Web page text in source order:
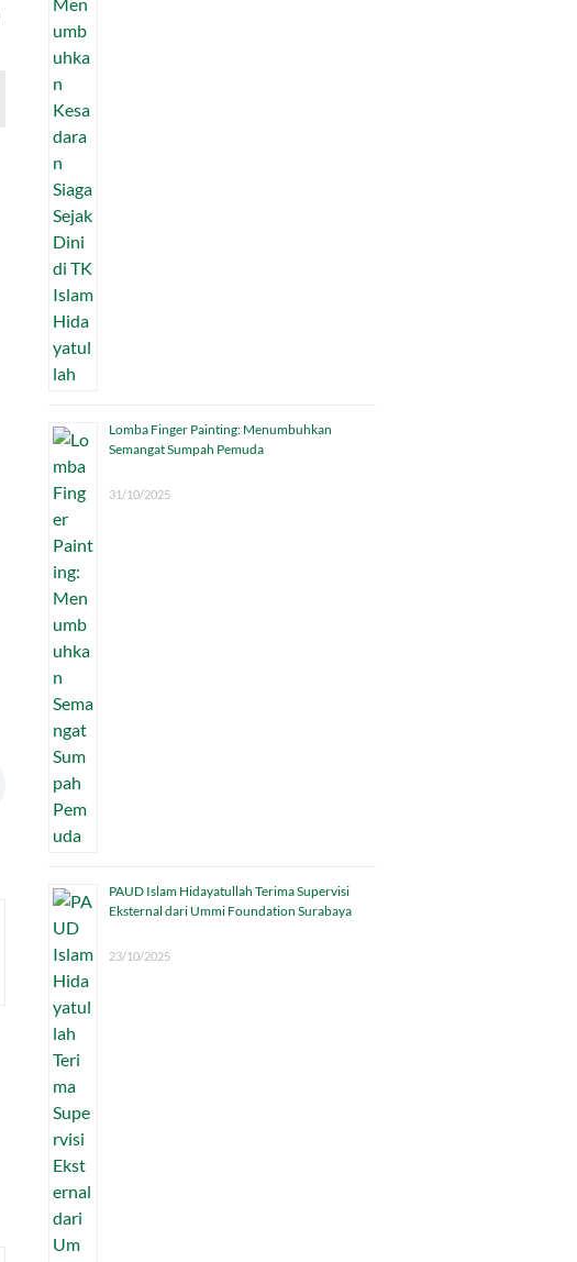
Lomba Finger Painting: Menumbuhkan
Semangat Sumpah Pemuda
31/10/2025
PAUD Islam Hidayatullah Terima Supervisi
Eksternal dari Ummi Foundation Surabaya
23/10/2025